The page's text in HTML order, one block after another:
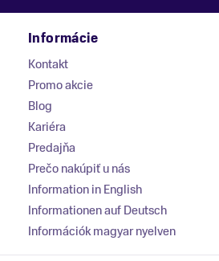
Informácie
Kontakt
Promo akcie
Blog
Kariéra
Predajňa
Prečo nakúpiť u nás
Information in English
Informationen auf Deutsch
Információk magyar nyelven